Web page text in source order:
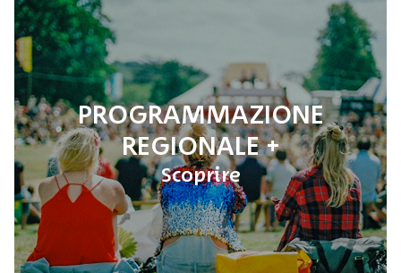
PROGRAMMAZIONE
REGIONALE
Scoprire